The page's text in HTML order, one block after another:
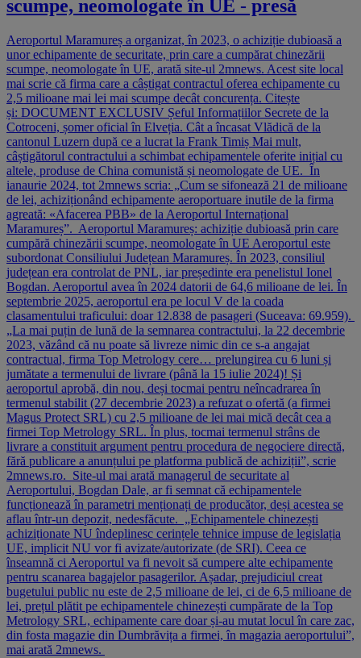
scumpe, neomologate în UE - presă
Aeroportul Maramureș a organizat, în 2023, o achiziție dubioasă a
unor echipamente de securitate, prin care a cumpărat chinezării
scumpe, neomologate în UE, arată site-ul 2mnews. Acest site local
mai scrie că firma care a câștigat contractul oferea echipamente cu
2,5 milioane mai lei mai scumpe decât concurența. Citește
și: DOCUMENT EXCLUSIV Șeful Informațiilor Secrete de la
Cotroceni, șomer oficial în Elveția. Cât a încasat Vlădică de la
cantonul Luzern după ce a lucrat la Frank Timiș Mai mult,
câștigătorul contractului a schimbat echipamentele oferite inițial cu
altele, produse de China comunistă și neomologate de UE. În
ianaurie 2024, tot 2mnews scria: „Cum se sifonează 21 de milioane
de lei, achiziționând echipamente aeroportuare inutile de la firma
agreată: «Afacerea PBB» de la Aeroportul Internațional
Maramureș”. Aeroportul Maramureș: achiziție dubioasă prin care
cumpără chinezării scumpe, neomologate în UE Aeroportul este
subordonat Consiliului Județean Maramureș. În 2023, consiliul
județean era controlat de PNL, iar președinte era penelistul Ionel
Bogdan. Aeroportul avea în 2024 datorii de 64,6 milioane de lei. În
septembrie 2025, aeroportul era pe locul V de la coada
clasamentului traficului: doar 12.838 de pasageri (Suceava: 69.959).
„La mai puțin de lună de la semnarea contractului, la 22 decembrie
2023, văzând că nu poate să livreze nimic din ce s-a angajat
contractual, firma Top Metrology cere… prelungirea cu 6 luni și
jumătate a termenului de livrare (până la 15 iulie 2024)! Și
aeroportul aprobă, din nou, deși tocmai pentru neîncadrarea în
termenul stabilit (27 decembrie 2023) a refuzat o ofertă (a firmei
Magus Protect SRL) cu 2,5 milioane de lei mai mică decât cea a
firmei Top Metrology SRL. În plus, tocmai termenul strâns de
livrare a constituit argument pentru procedura de negociere directă,
fără publicare a anunțului pe platforma publică de achiziții”, scrie
2mnews.ro. Site-ul mai arată managerul de securitate al
Aeroportului, Bogdan Dale, ar fi semnat că echipamentele
funcționează în parametri menționați de producător, deși acestea se
aflau într-un depozit, nedesfăcute. „Echipamentele chinezești
achiziționate NU îndeplinesc cerințele tehnice impuse de legislația
UE, implicit NU vor fi avizate/autorizate (de SRI). Ceea ce
înseamnă ci Aeroportul va fi nevoit să cumpere alte echipamente
pentru scanarea bagajelor pasagerilor. Așadar, prejudiciul creat
bugetului public nu este de 2,5 milioane de lei, ci de 6,5 milioane de
lei, prețul plătit pe echipamentele chinezești cumpărate de la Top
Metrology SRL, echipamente care doar și-au mutat locul în care zac,
din fosta magazie din Dumbrăvița a firmei, în magazia aeroportului”,
mai arată 2mnews.